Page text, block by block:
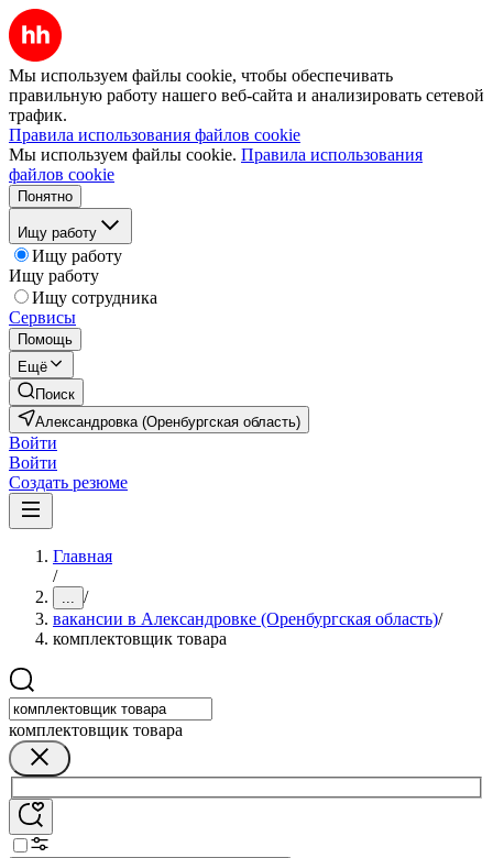
Мы используем файлы cookie, чтобы обеспечивать
правильную работу нашего веб-сайта и анализировать сетевой
трафик.
Правила использования файлов cookie
Мы используем файлы cookie. Правила использования
файлов cookie
Понятно
Ищу работу
Ищу работу
Ищу работу
Ищу сотрудника
Сервисы
Помощь
Ещё
Поиск
Александровка (Оренбургская область)
Войти
Войти
Создать резюме
Главная
/
... /
вакансии в Александровке (Оренбургская область)/
комплектовщик товара
комплектовщик товара